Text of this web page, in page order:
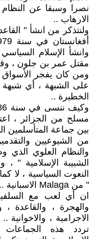
نصرا وسبقا عن
الارهاب ..
ولنتذكر من انشأ "
وانشأ الإسلام
مقتل عمر بن جلون ،
ومن كان يفجر الأسواق
على الشبهة ، أي شبهة
الخطيرة ..
مسلح من الجزائر ،
بين جماعة المتأسلمين
من الشيوعيين
والنظام العلوي
الشبيبة الإسلامية "
النعوت السياسية ، لا
" من Malaga الاسبانية ..
ان أي لعب مع
والهجرة ، والقاعدة
الاجرامية ،
تردد هذه الجماعات